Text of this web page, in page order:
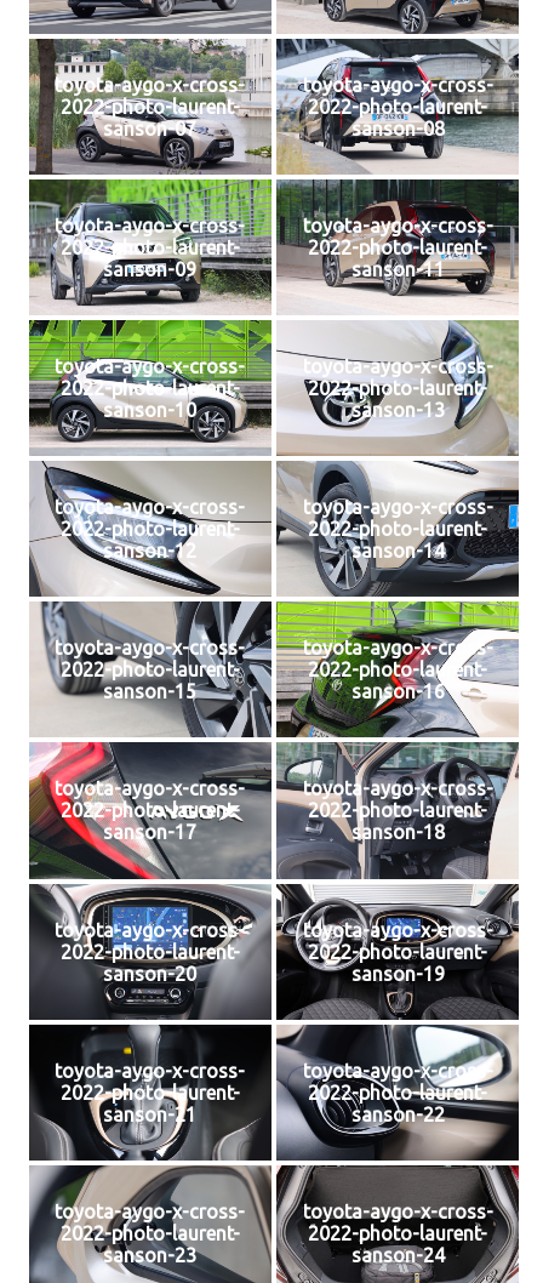
toyota-aygo-x-cross-
2022-photo-laurent-
sanson-07
toyota-aygo-x-cross-
2022-photo-laurent-
sanson-08
toyota-aygo-x-cross-
2022-photo-laurent-
sanson-09
toyota-aygo-x-cross-
2022-photo-laurent-
sanson-11
toyota-aygo-x-cross-
2022-photo-laurent-
sanson-10
toyota-aygo-x-cross-
2022-photo-laurent-
sanson-13
toyota-aygo-x-cross-
2022-photo-laurent-
sanson-12
toyota-aygo-x-cross-
2022-photo-laurent-
sanson-14
toyota-aygo-x-cross-
2022-photo-laurent-
sanson-15
toyota-aygo-x-cross-
2022-photo-laurent-
sanson-16
toyota-aygo-x-cross-
2022-photo-laurent-
sanson-17
toyota-aygo-x-cross-
2022-photo-laurent-
sanson-18
toyota-aygo-x-cross-
2022-photo-laurent-
sanson-20
toyota-aygo-x-cross-
2022-photo-laurent-
sanson-19
toyota-aygo-x-cross-
2022-photo-laurent-
sanson-21
toyota-aygo-x-cross-
2022-photo-laurent-
sanson-22
toyota-aygo-x-cross-
2022-photo-laurent-
sanson-23
toyota-aygo-x-cross-
2022-photo-laurent-
sanson-24